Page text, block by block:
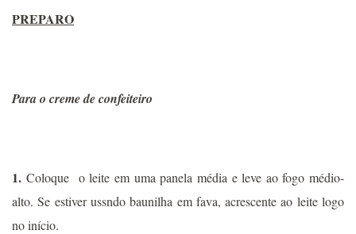
PREPARO
Para o creme de confeiteiro
1. Coloque o leite em uma panela média e leve ao fogo médio-
alto. Se estiver ussndo baunilha em fava, acrescente ao leite logo
no início.